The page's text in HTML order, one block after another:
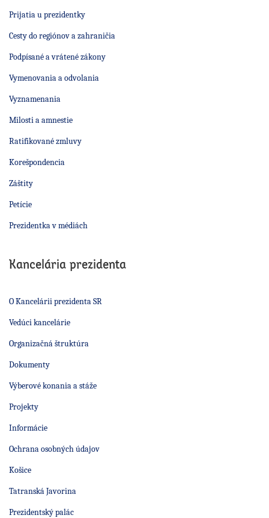
Prijatia u prezidentky
Cesty do regiónov a zahraničia
Podpísané a vrátené zákony
Vymenovania a odvolania
Vyznamenania
Milosti a amnestie
Ratifikované zmluvy
Korešpondencia
Záštity
Petície
Prezidentka v médiách
Kancelária prezidenta
O Kancelárii prezidenta SR
Vedúci kancelárie
Organizačná štruktúra
Dokumenty
Výberové konania a stáže
Projekty
Informácie
Ochrana osobných údajov
Košice
Tatranská Javorina
Prezidentský palác